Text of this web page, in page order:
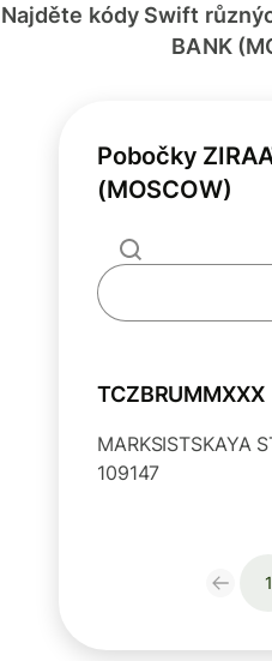
Najděte kódy Swift
BANK
Pobočky
(MOSCOW)
TCZBRUMMXXX
MARKSISTSKAYA
109147
1